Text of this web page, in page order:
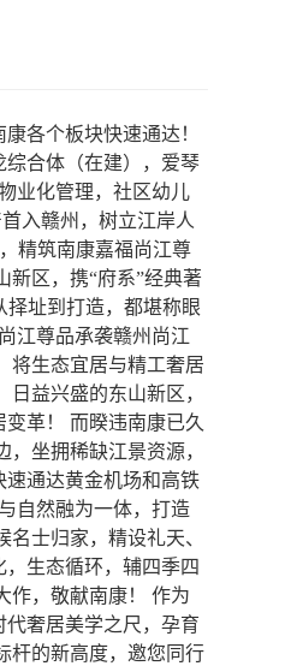
各个板块快速通达！
合体（在建），爱琴
业化管理，社区幼儿
入赣州，树立江岸人
精筑南康嘉福尚江尊
新区，携“府系”经典著
址到打造，都堪称眼
江尊品承袭赣州尚江
将生态宜居与精工奢居
益兴盛的东山新区，
革！ 而暌违南康已久
坐拥稀缺江景资源，
通达黄金机场和高铁
自然融为一体，打造
士归家，精设礼天、
生态循环，辅四季四
作，敬献南康！ 作为
奢居美学之尺，孕育
杆的新高度，邀您同行